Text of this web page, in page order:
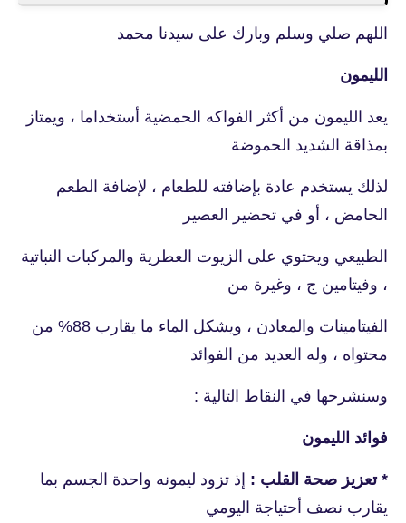
اللهم صلي وسلم وبارك على سيدنا محمد
الليمون
يعد الليمون من أكثر الفواكه الحمضية أستخداما ، ويمتاز
بمذاقة الشديد الحموضة
لذلك يستخدم عادة بإضافته للطعام ، لإضافة الطعم
الحامض ، أو في تحضير العصير
الطبيعي ويحتوي على الزيوت العطرية والمركبات النباتية
، وفيتامين ج ، وغيرة من
الفيتامينات والمعادن ، ويشكل الماء ما يقارب 88% من
محتواه ، وله العديد من الفوائد
وسنشرحها في النقاط التالية :
فوائد الليمون
* تعزيز صحة القلب : إذ تزود ليمونه واحدة الجسم بما
يقارب نصف أحتياجة اليومي